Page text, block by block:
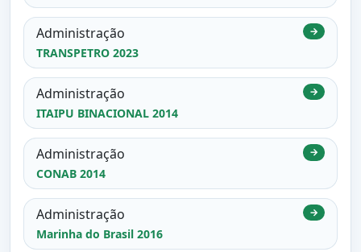
Administração
TRANSPETRO 2023
→
Administração
ITAIPU BINACIONAL 2014
→
Administração
CONAB 2014
→
Administração
Marinha do Brasil 2016
→